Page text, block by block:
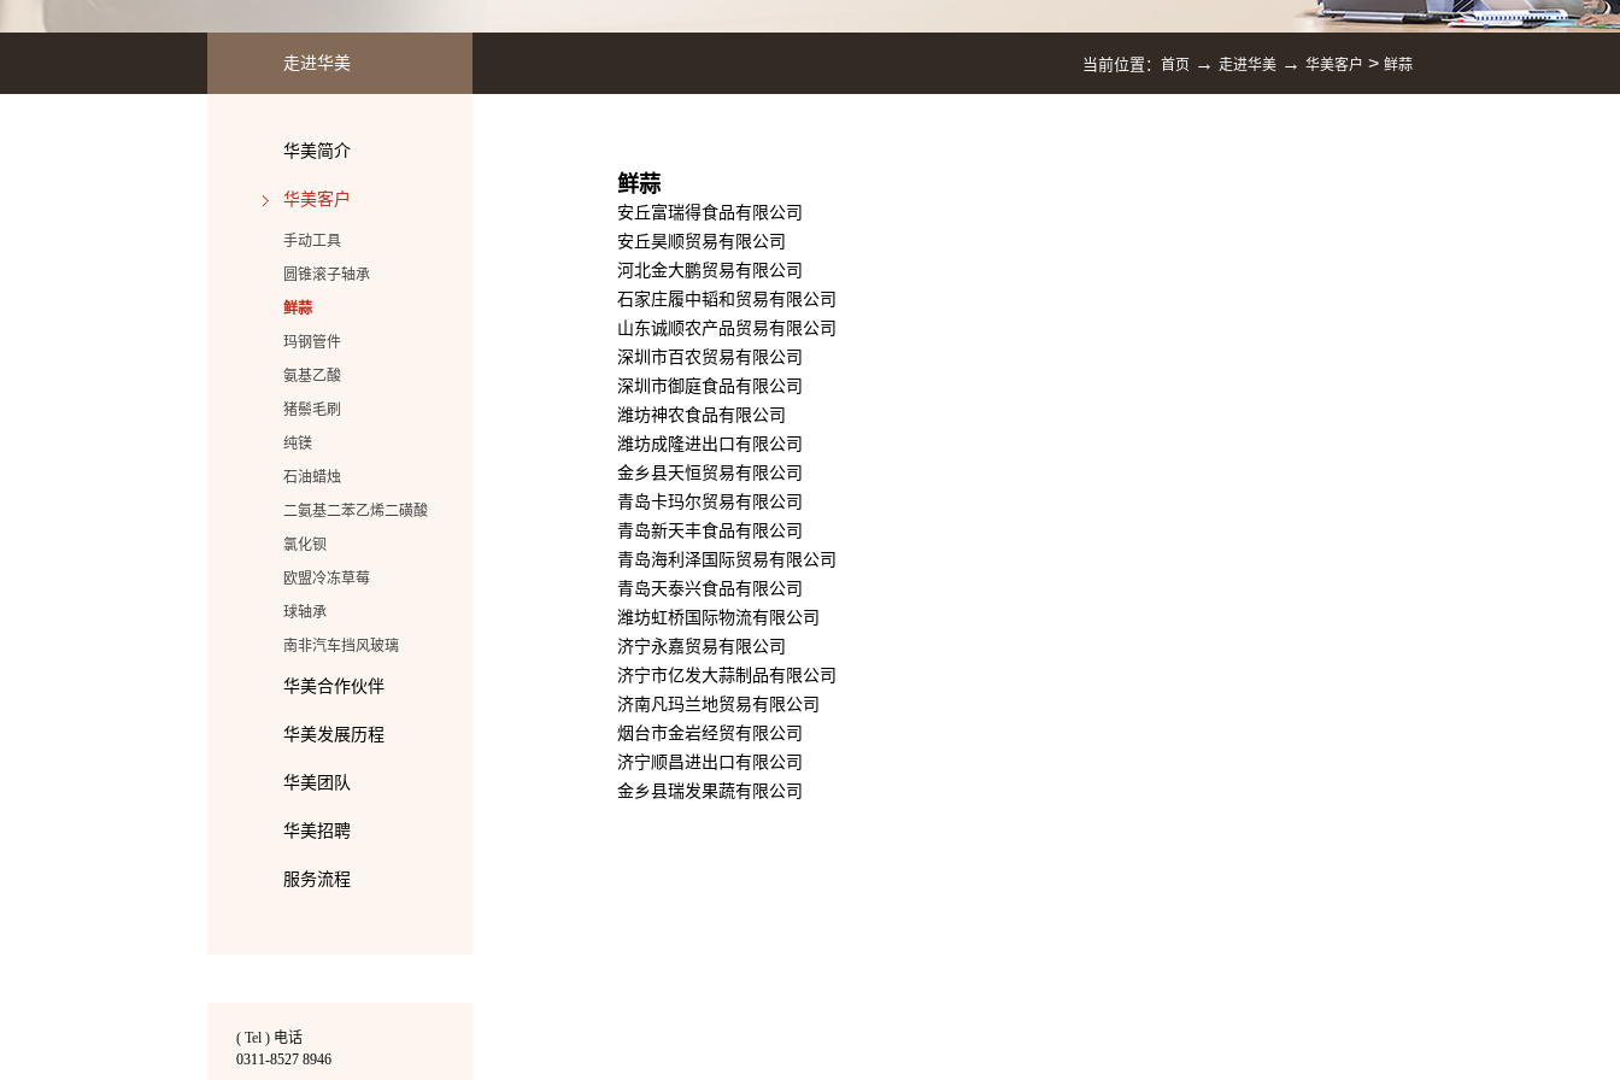
走进华美
华美简介
华美客户
手动工具
圆锥滚子轴承
鲜蒜
玛钢管件
氨基乙酸
猪鬃毛刷
纯镁
石油蜡烛
二氨基二苯乙烯二磺酸
氯化钡
欧盟冷冻草莓
球轴承
南非汽车挡风玻璃
华美合作伙伴
华美发展历程
华美团队
华美招聘
服务流程
( Tel ) 电话
0311-8527 8946
当前位置： 首页 → 走进华美 → 华美客户 > 鲜蒜
鲜蒜
安丘富瑞得食品有限公司
安丘昊顺贸易有限公司
河北金大鹏贸易有限公司
石家庄履中韬和贸易有限公司
山东诚顺农产品贸易有限公司
深圳市百农贸易有限公司
深圳市御庭食品有限公司
潍坊神农食品有限公司
潍坊成隆进出口有限公司
金乡县天恒贸易有限公司
青岛卡玛尔贸易有限公司
青岛新天丰食品有限公司
青岛海利泽国际贸易有限公司
青岛天泰兴食品有限公司
潍坊虹桥国际物流有限公司
济宁永嘉贸易有限公司
济宁市亿发大蒜制品有限公司
济南凡玛兰地贸易有限公司
烟台市金岩经贸有限公司
济宁顺昌进出口有限公司
金乡县瑞发果蔬有限公司